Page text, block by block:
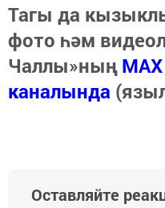
Тагы да
фото һәм
Чаллы»ныңMAX
каналында
Оставляйте